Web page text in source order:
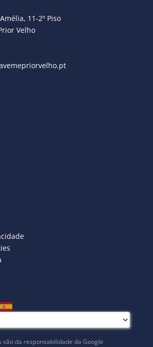
11-2º Piso
Velho
são da responsabilidade da Google